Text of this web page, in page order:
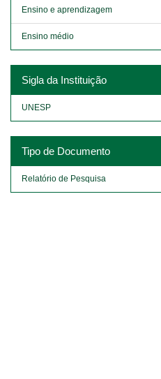
Ensino e aprendizagem
Ensino médio
Sigla da Instituição
UNESP
Tipo de Documento
Relatório de Pesquisa